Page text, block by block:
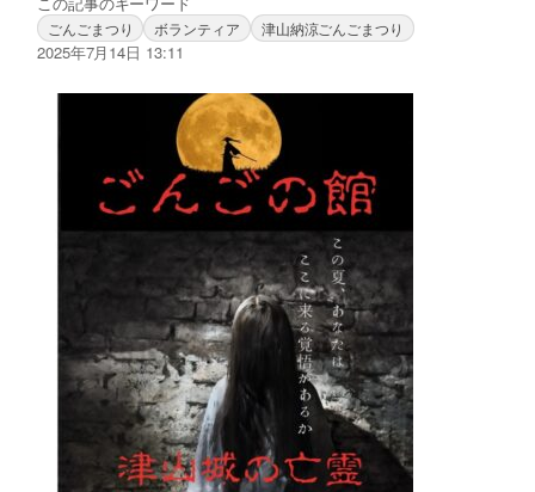
ごんごまつり ボランティア 津山納涼ごんごまつり
2025年7月14日 13:11